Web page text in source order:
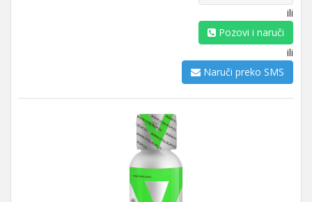
ili
Pozovi i naruči
ili
Naruči preko SMS